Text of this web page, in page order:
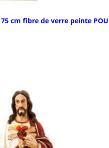
cm fibre de verre peinte